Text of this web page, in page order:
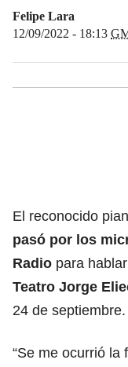
Felipe Lara
12/09/2022 - 18:13
El reconocido
pasó por los
Radio para
Teatro Jorge
24 de septiembre.
“Se me ocurrió la